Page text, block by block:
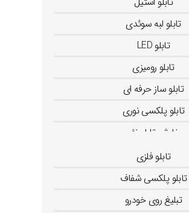
تابلو لبه سوئدی
تابلو LED
تابلو رومیزی
تابلو ساز حرفه ای
تابلو پلکسی نوری
سفارش تابلو نئون
نصب استیکر روی شیشه
تابلو فلزی
تابلو پلکسی شفاف
تبلیغ روی خودرو